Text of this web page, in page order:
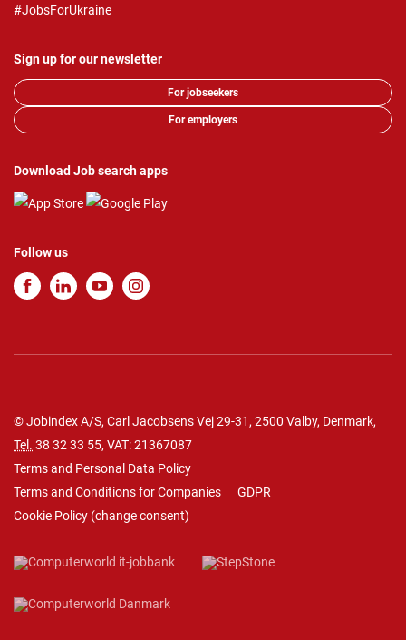
#JobsForUkraine
Sign up for our newsletter
For jobseekers
For employers
Download Job search apps
Follow us
© Jobindex A/S, Carl Jacobsens Vej 29-31, 2500 Valby, Denmark,
Tel. 38 32 33 55, VAT: 21367087
Terms and Personal Data Policy
Terms and Conditions for Companies
GDPR
Cookie Policy (change consent)